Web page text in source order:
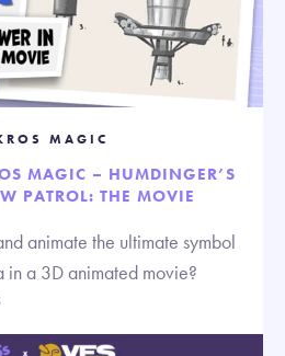
MAGIC
MAGIC – HUMDINGER’S
PATROL: THE MOVIE
animate the ultimate symbol
in a 3D animated movie?